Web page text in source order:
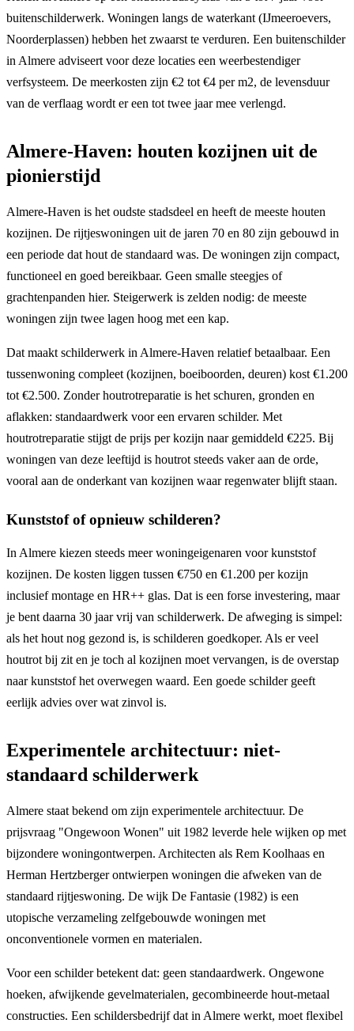
buitenschilderwerk. Woningen langs de waterkant (IJmeeroevers,
Noorderplassen) hebben het zwaarst te verduren. Een buitenschilder
in Almere adviseert voor deze locaties een weerbestendiger
verfsysteem. De meerkosten zijn €2 tot €4 per m2, de levensduur
van de verflaag wordt er een tot twee jaar mee verlengd.
Almere-Haven: houten kozijnen uit de
pionierstijd
Almere-Haven is het oudste stadsdeel en heeft de meeste houten
kozijnen. De rijtjeswoningen uit de jaren 70 en 80 zijn gebouwd in
een periode dat hout de standaard was. De woningen zijn compact,
functioneel en goed bereikbaar. Geen smalle steegjes of
grachtenpanden hier. Steigerwerk is zelden nodig: de meeste
woningen zijn twee lagen hoog met een kap.
Dat maakt schilderwerk in Almere-Haven relatief betaalbaar. Een
tussenwoning compleet (kozijnen, boeiboorden, deuren) kost €1.200
tot €2.500. Zonder houtrotreparatie is het schuren, gronden en
aflakken: standaardwerk voor een ervaren schilder. Met
houtrotreparatie stijgt de prijs per kozijn naar gemiddeld €225. Bij
woningen van deze leeftijd is houtrot steeds vaker aan de orde,
vooral aan de onderkant van kozijnen waar regenwater blijft staan.
Kunststof of opnieuw schilderen?
In Almere kiezen steeds meer woningeigenaren voor kunststof
kozijnen. De kosten liggen tussen €750 en €1.200 per kozijn
inclusief montage en HR++ glas. Dat is een forse investering, maar
je bent daarna 30 jaar vrij van schilderwerk. De afweging is simpel:
als het hout nog gezond is, is schilderen goedkoper. Als er veel
houtrot bij zit en je toch al kozijnen moet vervangen, is de overstap
naar kunststof het overwegen waard. Een goede schilder geeft
eerlijk advies over wat zinvol is.
Experimentele architectuur: niet-
standaard schilderwerk
Almere staat bekend om zijn experimentele architectuur. De
prijsvraag "Ongewoon Wonen" uit 1982 leverde hele wijken op met
bijzondere woningontwerpen. Architecten als Rem Koolhaas en
Herman Hertzberger ontwierpen woningen die afweken van de
standaard rijtjeswoning. De wijk De Fantasie (1982) is een
utopische verzameling zelfgebouwde woningen met
onconventionele vormen en materialen.
Voor een schilder betekent dat: geen standaardwerk. Ongewone
hoeken, afwijkende gevelmaterialen, gecombineerde hout-metaal
constructies. Een schildersbedrijf dat in Almere werkt, moet flexibel